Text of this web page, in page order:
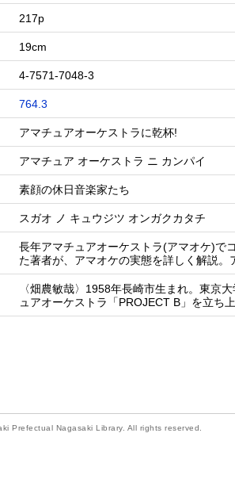
217p
19cm
4-7571-7048-3
764.3
アマチュアオーケストラに乾杯!
アマチュア オーケストラ ニ カンパイ
素顔の休日音楽家たち
スガオ ノ キュウジツ オンガクカタチ
長年アマチュアオーケストラ(アマオケ)で
た著者が、アマオケの実態を詳しく解説
〈畑農敏哉〉1958年長崎市生まれ。東京
ュアオーケストラ「PROJECT B」を立ち
Prefectual Nagasaki Library. All rights reserved.